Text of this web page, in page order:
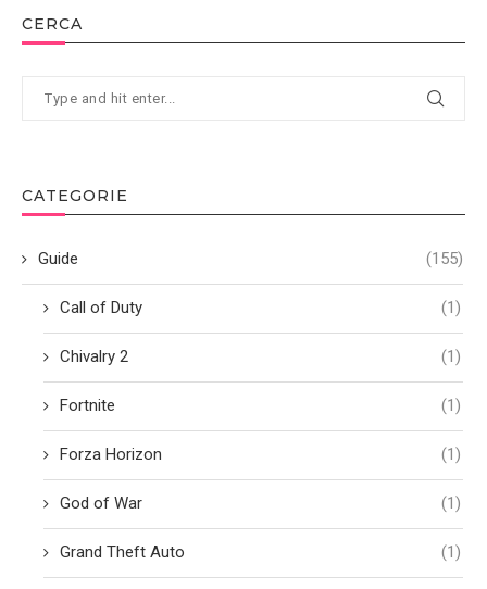
CERCA
CATEGORIE
Guide (155)
Call of Duty (1)
Chivalry 2 (1)
Fortnite (1)
Forza Horizon (1)
God of War (1)
Grand Theft Auto (1)